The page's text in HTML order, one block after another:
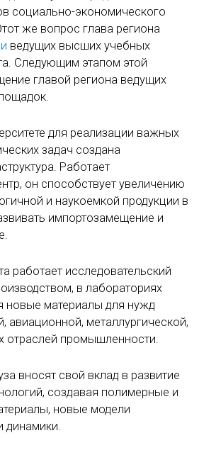
социально-экономического
же вопрос глава региона
ведущих высших учебных
Следующим этапом этой
главой региона ведущих
для реализации важных
задач создана
Работает
он способствует увеличению
и наукоемкой продукции в
импортозамещение и
работает исследовательский
в лабораториях
новые материалы для нужд
авиационной, металлургической,
отраслей промышленности.
вносят свой вклад в развитие
создавая полимерные и
новые модели
динамики.